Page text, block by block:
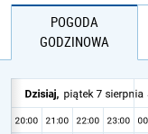
POGODA
GODZINOWA